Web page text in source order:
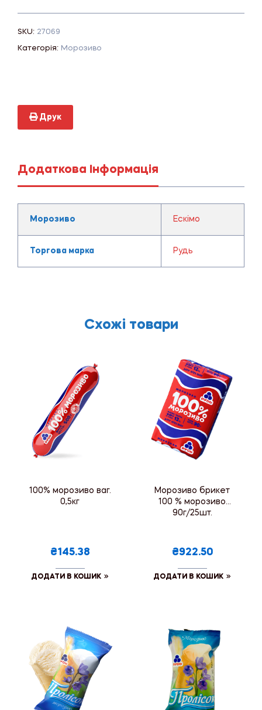
SKU: 27069
Категорія: Морозиво
Друк
Додаткова Інформація
Морозиво Ескімо
Торгова марка Рудь
Схожі товари
100% морозиво ваг.
0,5кг
₴145.38
ДОДАТИ В КОШИК
Морозиво брикет
100 % морозиво
90г/25шт.
₴922.50
ДОДАТИ В КОШИК